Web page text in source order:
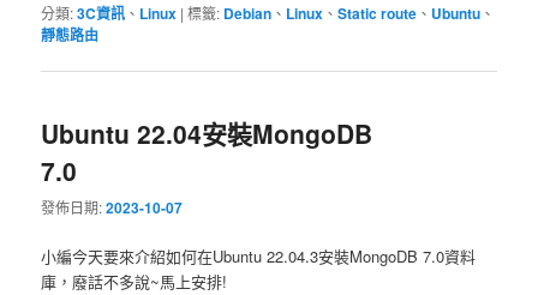
分類:3C資訊 、 Linux |標籤: Debian 、 Linux 、Static route 、 Ubuntu 、
靜態路由
Ubuntu 22.04安裝MongoDB
7.0
發佈日期:2023-10-07
小編今天要來介紹如何在Ubuntu 22.04.3安裝MongoDB 7.0資料
庫，廢話不多說~馬上安排!